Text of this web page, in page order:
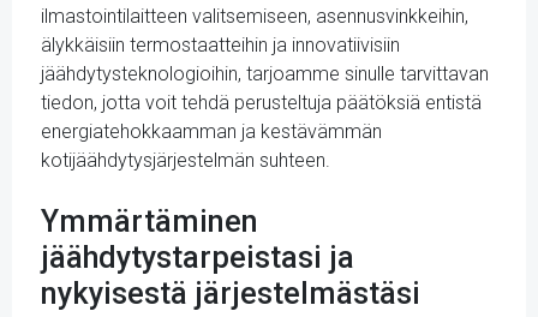
ilmastointilaitteen valitsemiseen, asennusvinkkeihin,
älykkäisiin termostaatteihin ja innovatiivisiin
jäähdytysteknologioihin, tarjoamme sinulle tarvittavan
tiedon, jotta voit tehdä perusteltuja päätöksiä entistä
energiatehokkaamman ja kestävämmän
kotijäähdytysjärjestelmän suhteen.
Ymmärtäminen
jäähdytystarpeistasi ja
nykyisestä järjestelmästäsi